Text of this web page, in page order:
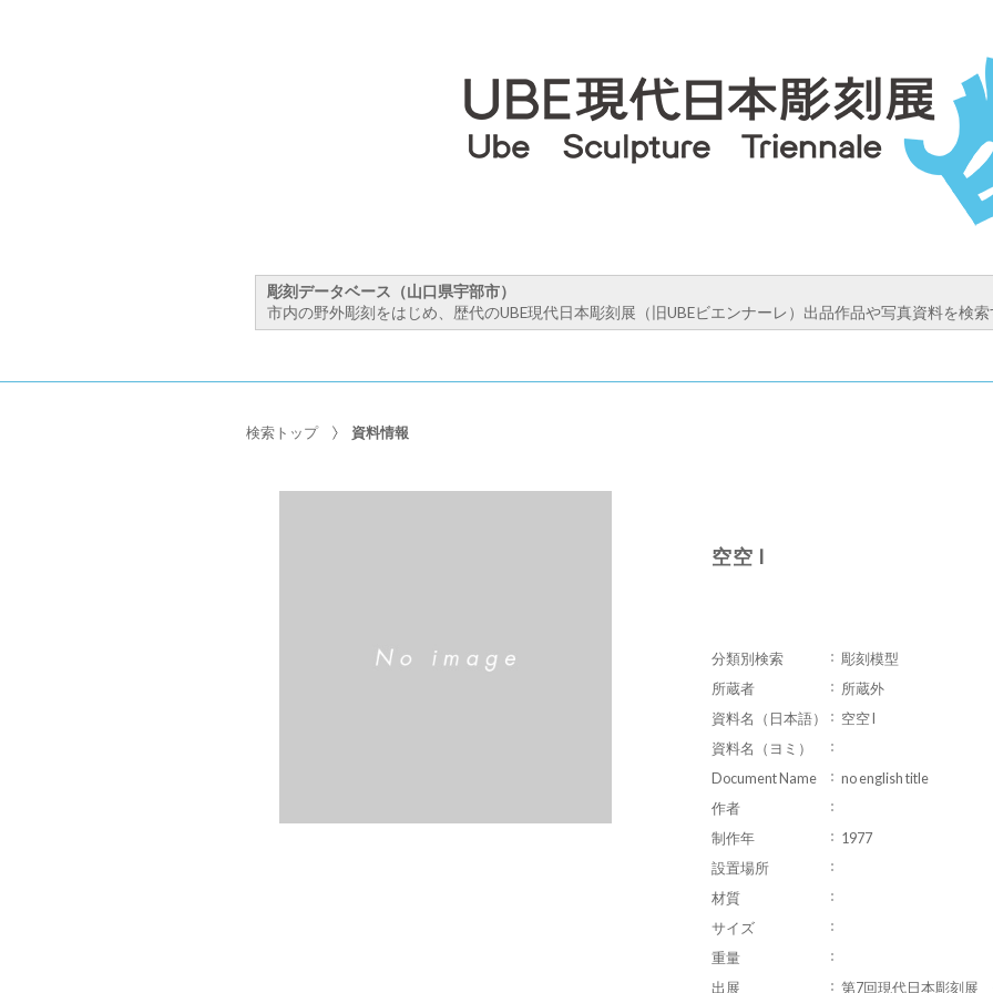
彫刻データベース（山口県宇部市）
市内の野外彫刻をはじめ、歴代のUBE現代日本彫刻展（旧UBEビエンナーレ）出品作品や写真資料を検索
検索トップ 資料情報
空空 I
分類別検索
彫刻模型
所蔵者
所蔵外
資料名（日本語）
空空 I
資料名（ヨミ）
Document Name
no english title
作者
制作年
1977
設置場所
材質
サイズ
重量
出展
第7回現代日本彫刻展